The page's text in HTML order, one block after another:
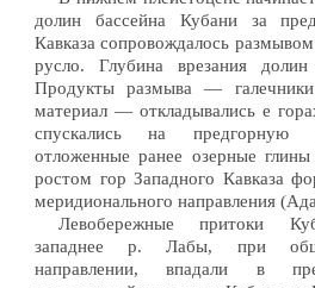
долин бассейна Кубани за
Кавказа сопровождалось
русло. Глубина врезания
Продукты размыва —
материал — откладывались е
спускались на предгорную
отложенные ранее озерные
ростом гор Западного Кавказа
меридионального направления
Левобережные притоки
западнее р. Лабы, при
направлении, впадали в